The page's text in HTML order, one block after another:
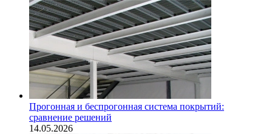
Прогонная и беспрогонная система покрытий:
сравнение решений
14.05.2026